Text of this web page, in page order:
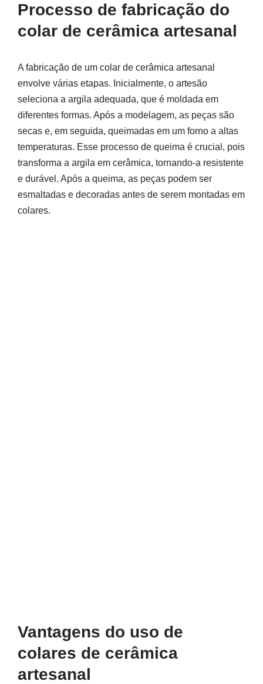
Processo de fabricação do
colar de cerâmica artesanal
A fabricação de um colar de cerâmica artesanal
envolve várias etapas. Inicialmente, o artesão
seleciona a argila adequada, que é moldada em
diferentes formas. Após a modelagem, as peças são
secas e, em seguida, queimadas em um forno a altas
temperaturas. Esse processo de queima é crucial, pois
transforma a argila em cerâmica, tornando-a resistente
e durável. Após a queima, as peças podem ser
esmaltadas e decoradas antes de serem montadas em
colares.
Vantagens do uso de
colares de cerâmica
artesanal